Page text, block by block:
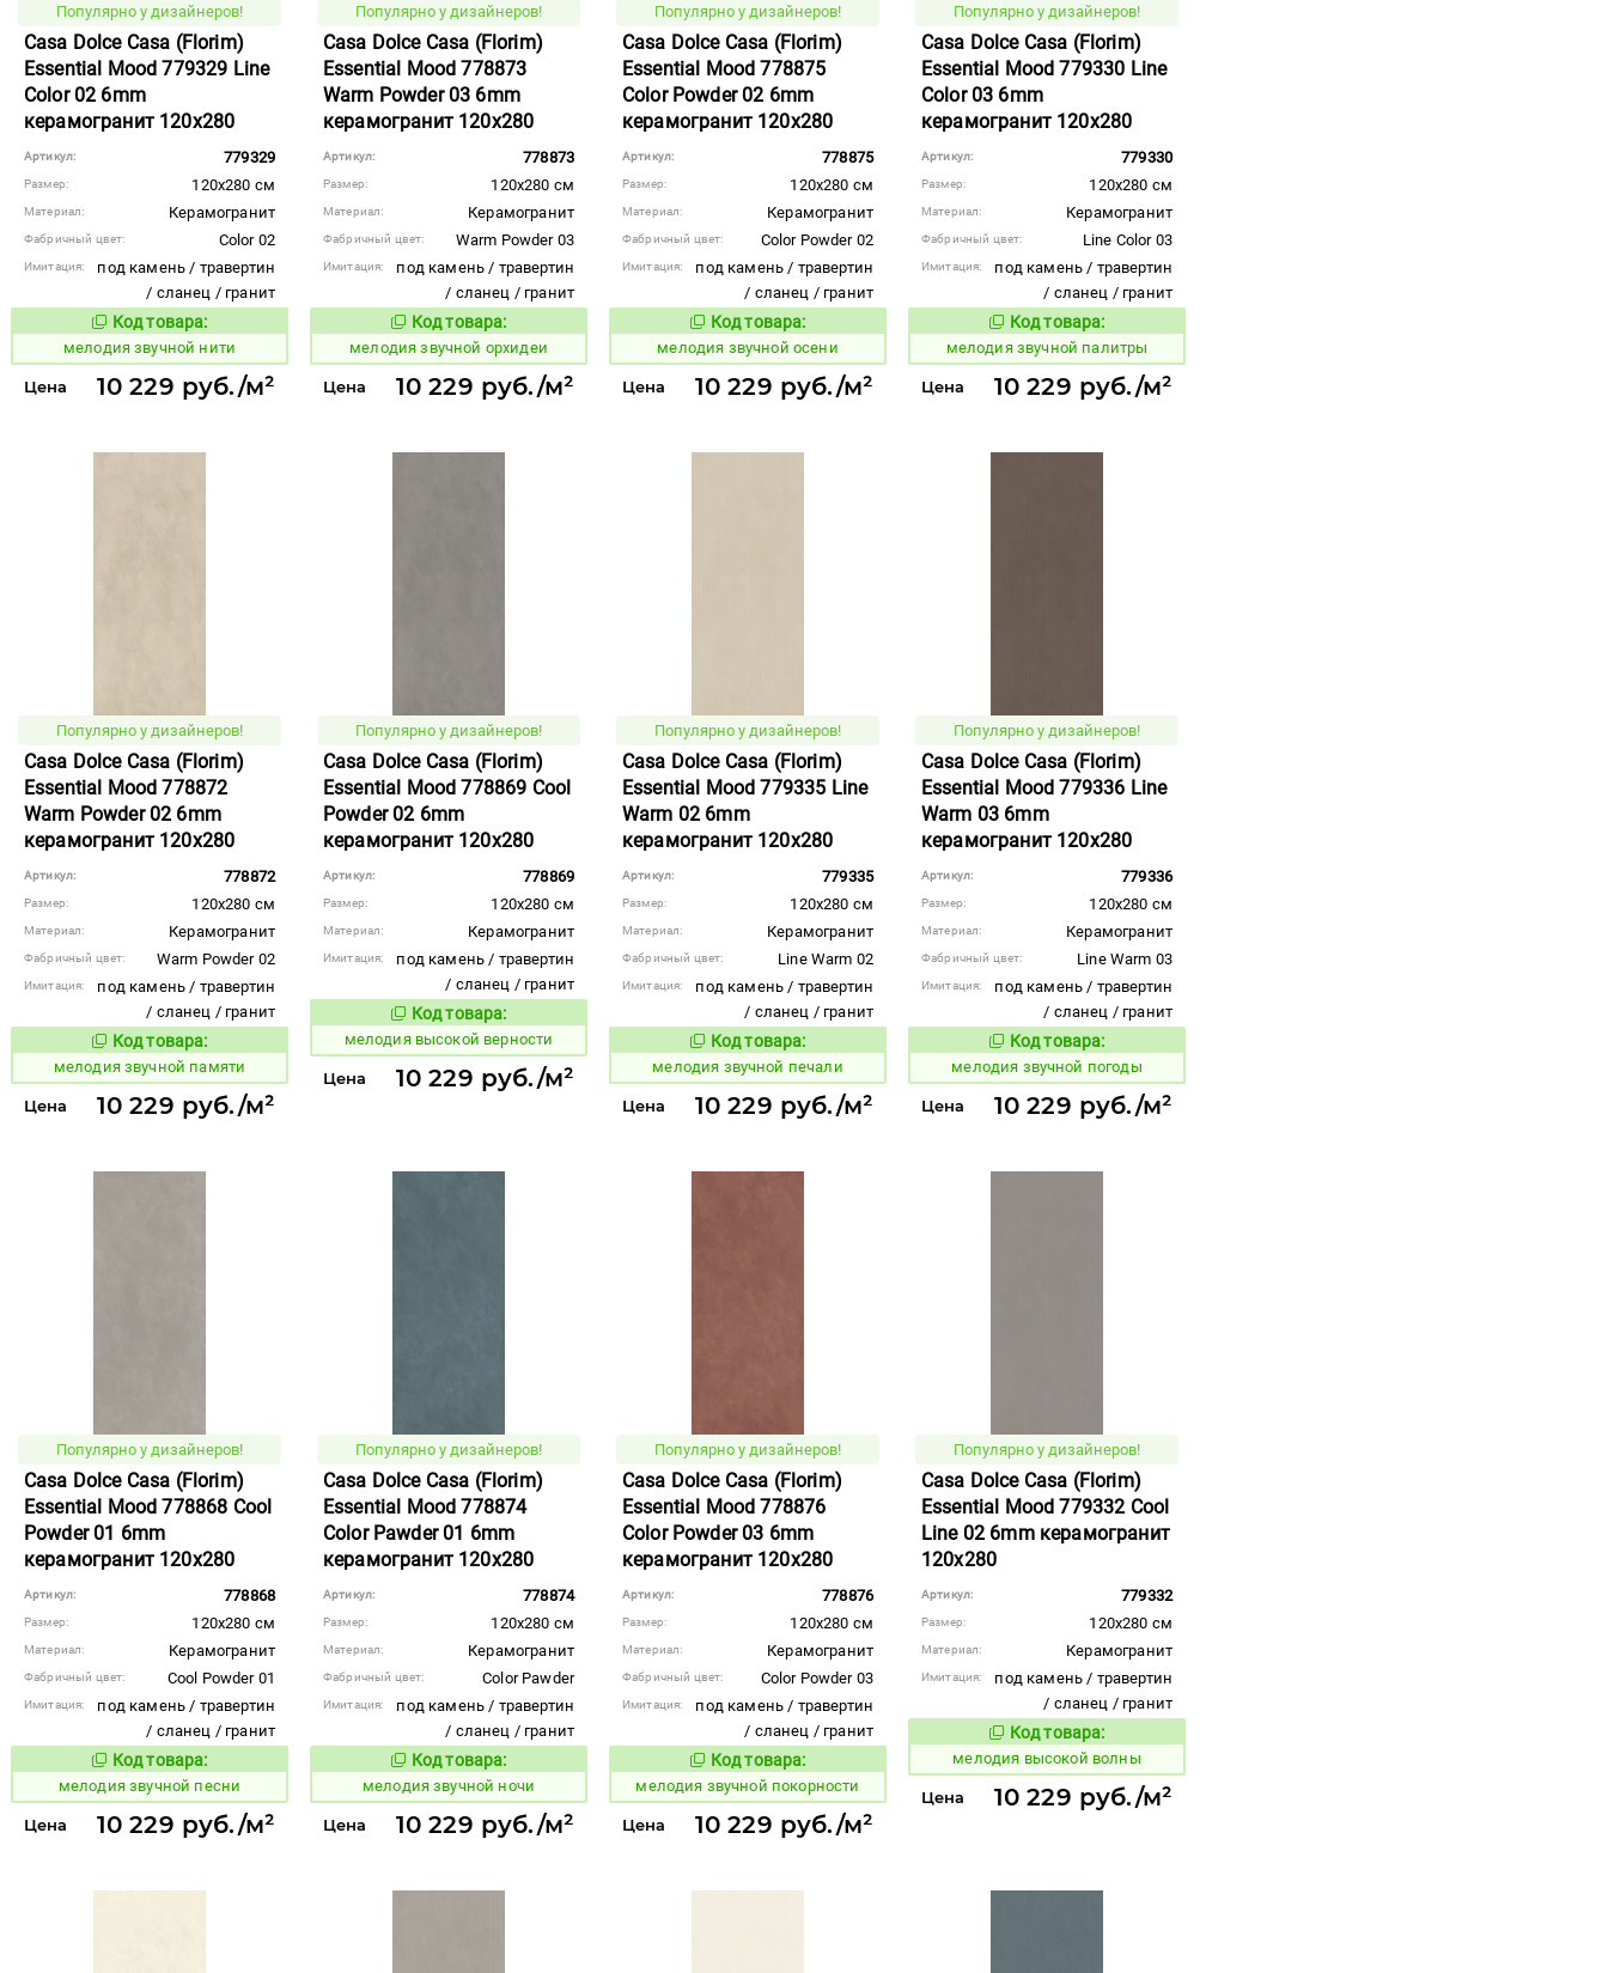
Популярно у дизайнеров!
Casa Dolce Casa (Florim)
Essential Mood 779329 Line
Color 02 6mm
керамогранит 120x280
Артикул: 779329
Размер: 120x280 см
Материал: Керамогранит
Фабричный цвет: Color 02
Имитация:
под камень / травертин
/ сланец / гранит
Код товара:
956935 Код товара:
мелодия звучной нити
Цена 10 229 руб./м²
Популярно у дизайнеров!
Casa Dolce Casa (Florim)
Essential Mood 778873
Warm Powder 03 6mm
керамогранит 120x280
Артикул: 778873
Размер: 120x280 см
Материал: Керамогранит
Фабричный цвет: Warm Powder 03
Имитация:
под камень / травертин
/ сланец / гранит
Код товара:
956939 Код товара:
мелодия звучной орхидеи
Цена 10 229 руб./м²
Популярно у дизайнеров!
Casa Dolce Casa (Florim)
Essential Mood 778875
Color Powder 02 6mm
керамогранит 120x280
Артикул: 778875
Размер: 120x280 см
Материал: Керамогранит
Фабричный цвет: Color Powder 02
Имитация:
под камень / травертин
/ сланец / гранит
Код товара:
956940 Код товара:
мелодия звучной осени
Цена 10 229 руб./м²
Популярно у дизайнеров!
Casa Dolce Casa (Florim)
Essential Mood 779330 Line
Color 03 6mm
керамогранит 120x280
Артикул: 779330
Размер: 120x280 см
Материал: Керамогранит
Фабричный цвет: Line Color 03
Имитация:
под камень / травертин
/ сланец / гранит
Код товара:
956941 Код товара:
мелодия звучной палитры
Цена 10 229 руб./м²
Популярно у дизайнеров!
Casa Dolce Casa (Florim)
Essential Mood 778872
Warm Powder 02 6mm
керамогранит 120x280
Артикул: 778872
Размер: 120x280 см
Материал: Керамогранит
Фабричный цвет: Warm Powder 02
Имитация:
под камень / травертин
/ сланец / гранит
Код товара:
956943 Код товара:
мелодия звучной памяти
Цена 10 229 руб./м²
Популярно у дизайнеров!
Casa Dolce Casa (Florim)
Essential Mood 778869 Cool
Powder 02 6mm
керамогранит 120x280
Артикул: 778869
Размер: 120x280 см
Материал: Керамогранит
Имитация:
под камень / травертин
/ сланец / гранит
Код товара:
955131 Код товара:
мелодия высокой верности
Цена 10 229 руб./м²
Популярно у дизайнеров!
Casa Dolce Casa (Florim)
Essential Mood 779335 Line
Warm 02 6mm
керамогранит 120x280
Артикул: 779335
Размер: 120x280 см
Материал: Керамогранит
Фабричный цвет: Line Warm 02
Имитация:
под камень / травертин
/ сланец / гранит
Код товара:
956945 Код товара:
мелодия звучной печали
Цена 10 229 руб./м²
Популярно у дизайнеров!
Casa Dolce Casa (Florim)
Essential Mood 779336 Line
Warm 03 6mm
керамогранит 120x280
Артикул: 779336
Размер: 120x280 см
Материал: Керамогранит
Фабричный цвет: Line Warm 03
Имитация:
под камень / травертин
/ сланец / гранит
Код товара:
956946 Код товара:
мелодия звучной погоды
Цена 10 229 руб./м²
Популярно у дизайнеров!
Casa Dolce Casa (Florim)
Essential Mood 778868 Cool
Powder 01 6mm
керамогранит 120x280
Артикул: 778868
Размер: 120x280 см
Материал: Керамогранит
Фабричный цвет: Cool Powder 01
Имитация:
под камень / травертин
/ сланец / гранит
Код товара:
956944 Код товара:
мелодия звучной песни
Цена 10 229 руб./м²
Популярно у дизайнеров!
Casa Dolce Casa (Florim)
Essential Mood 778874
Color Pawder 01 6mm
керамогранит 120x280
Артикул: 778874
Размер: 120x280 см
Материал: Керамогранит
Фабричный цвет: Color Pawder
Имитация:
под камень / травертин
/ сланец / гранит
Код товара:
956936 Код товара:
мелодия звучной ночи
Цена 10 229 руб./м²
Популярно у дизайнеров!
Casa Dolce Casa (Florim)
Essential Mood 778876
Color Powder 03 6mm
керамогранит 120x280
Артикул: 778876
Размер: 120x280 см
Материал: Керамогранит
Фабричный цвет: Color Powder 03
Имитация:
под камень / травертин
/ сланец / гранит
Код товара:
956947 Код товара:
мелодия звучной покорности
Цена 10 229 руб./м²
Популярно у дизайнеров!
Casa Dolce Casa (Florim)
Essential Mood 779332 Cool
Line 02 6mm керамогранит
120x280
Артикул: 779332
Размер: 120x280 см
Материал: Керамогранит
Имитация:
под камень / травертин
/ сланец / гранит
Код товара:
955137 Код товара:
мелодия высокой волны
Цена 10 229 руб./м²